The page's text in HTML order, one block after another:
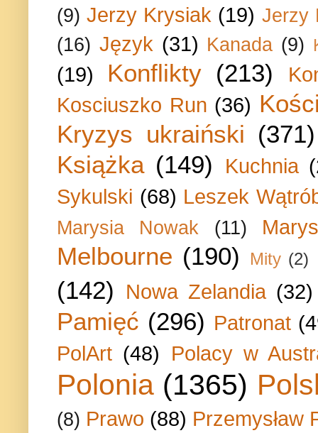
(9) Jerzy Krysiak (19) Jerzy
(16) Język (31) Kanada (9)
(19) Konflikty (213)
Kosciuszko Run (36)
Kryzys ukraiński (371)
Książka (149) Kuchnia
Sykulski (68) Leszek
Marysia Nowak (11)
Melbourne (190) Mity (2)
(142) Nowa Zelandia (32)
Pamięć (296) Patronat
PolArt (48) Polacy w
Polonia (1365)
(8) Prawo (88) Przemysław